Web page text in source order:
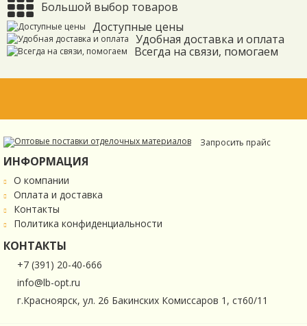
Большой выбор товаров
Доступные цены
Удобная доставка и оплата
Всегда на связи, помогаем
Запросить прайс
ИНФОРМАЦИЯ
О компании
Оплата и доставка
Контакты
Политика конфиденциальности
КОНТАКТЫ
+7 (391) 20-40-666
info@lb-opt.ru
г.Красноярск, ул. 26 Бакинских Комиссаров 1, ст60/11